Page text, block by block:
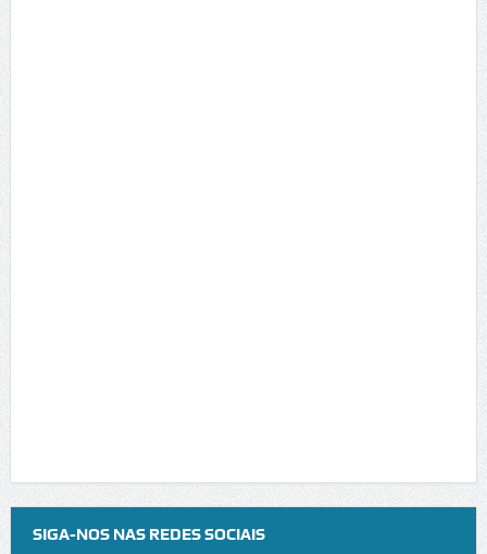
SIGA-NOS NAS REDES SOCIAIS